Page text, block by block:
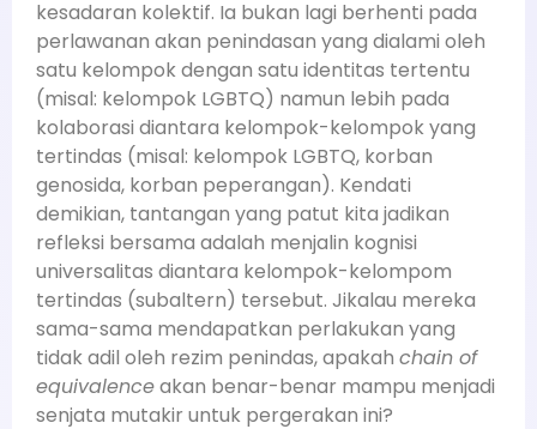
kesadaran kolektif. Ia bukan lagi berhenti pada
perlawanan akan penindasan yang dialami oleh
satu kelompok dengan satu identitas tertentu
(misal: kelompok LGBTQ) namun lebih pada
kolaborasi diantara kelompok-kelompok yang
tertindas (misal: kelompok LGBTQ, korban
genosida, korban peperangan). Kendati
demikian, tantangan yang patut kita jadikan
refleksi bersama adalah menjalin kognisi
universalitas diantara kelompok-kelompom
tertindas (subaltern) tersebut. Jikalau mereka
sama-sama mendapatkan perlakukan yang
tidak adil oleh rezim penindas, apakah chain of
equivalenceakan benar-benar mampu menjadi
senjata mutakir untuk pergerakan ini?